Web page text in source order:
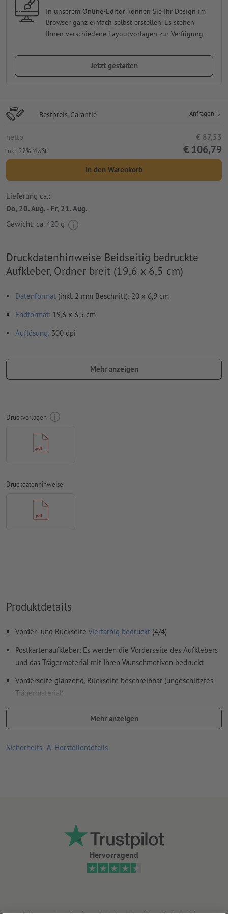
In unserem Online-Editor können Sie Ihr Design im
Browser ganz einfach selbst erstellen. Es stehen
Ihnen verschiedene Layoutvorlagen zur Verfügung.
Jetzt gestalten
Bestpreis-Garantie Anfragen
netto € 87,53
inkl. 22% MwSt. € 106,79
In den Warenkorb
Lieferung ca.:
Do, 20. Aug. - Fr, 21. Aug.
Gewicht: ca. 420 g
Druckdatenhinweise Beidseitig bedruckte
Aufkleber, Ordner breit (19,6 x 6,5 cm)
Datenformat (inkl. 2 mm Beschnitt): 20 x 6,9 cm
Endformat: 19,6 x 6,5 cm
Auflösung: 300 dpi
Schriftenmüssen vollständig eingebettet oder in Kurven
Farbmodus:CMYK, FOGRA51 (PSO Coated v3) für gestrichene
Papiere, FOGRA52 (PSO Uncoated v3 FOGRA52) für
ungestrichene Papiere
Rechtschreib- und Satzfehler
Inhalte von
Mehr anzeigen
Druckvorlagen
Druckdatenhinweise
Produktdetails
Vorder- und Rückseite vierfarbig bedruckt (4/4)
Postkartenaufkleber: Es werden die Vorderseite des Aufklebers
und das Trägermaterial mit Ihren Wunschmotiven bedruckt
Vorderseite glänzend, Rückseite beschreibbar (ungeschlitztes
Trägermaterial)
permanent klebend
Trägermaterial nicht klebend
für den Einsatz im Innenbereich geeignet
Mehr anzeigen
Sicherheits- & Herstellerdetails
Hervorragend